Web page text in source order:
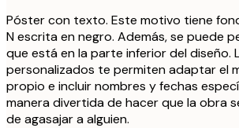
Póster con texto. Este motivo tiene
N escrita en negro. Además, se puede
que está en la parte inferior del diseño.
personalizados te permiten adaptar el
propio e incluir nombres y fechas
manera divertida de hacer que la obra
de agasajar a alguien.